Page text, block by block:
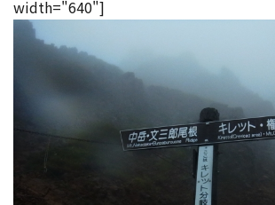
事務局アウトソーシング
マーケットデータ
コンテスト情報及びプレゼン
無料掲載お申し込み
width="640"]